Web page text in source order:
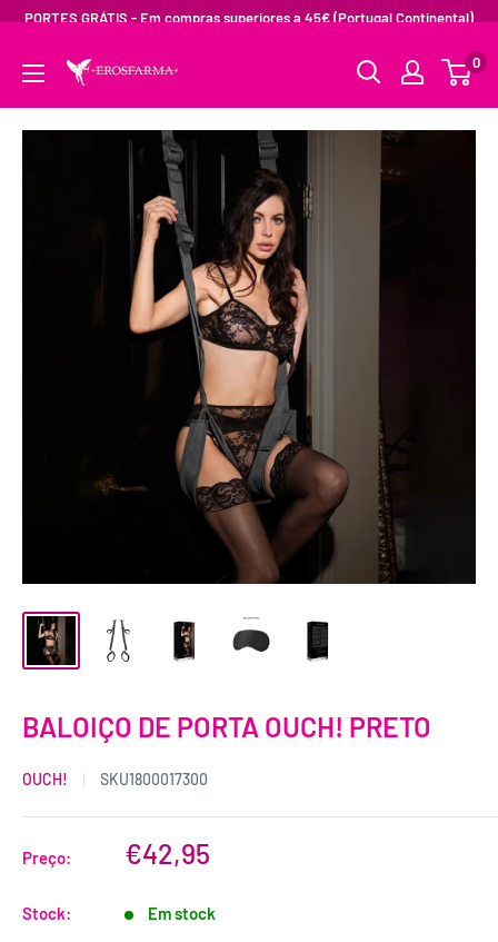
PORTES GRÁTIS - Em compras superiores a 45€ (Portugal Continental)
0
BALOIÇO DE PORTA OUCH! PRETO
OUCH! SKU1800017300
Preço: €42,95
Stock: Em stock